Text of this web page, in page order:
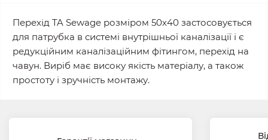
Перехід TA Sewage розміром 50х40 застосовується
для патрубка в системі внутрішньої каналізації і є
редукційним каналізаційним фітингом, перехід на
чавун. Виріб має високу якість матеріалу, а також
простоту і зручність монтажу.